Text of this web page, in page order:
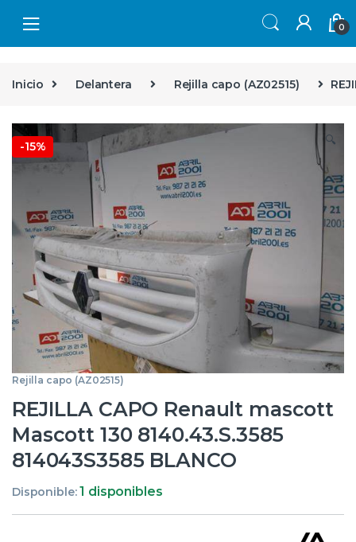
0
Inicio Delantera Rejilla capo (AZ02515)
-15% 🔍
Rejilla capo (AZ02515)
REJILLA CAPO Renault mascott
Mascott 130 8140.43.S.3585
814043S3585 BLANCO
Disponible:1 disponibles